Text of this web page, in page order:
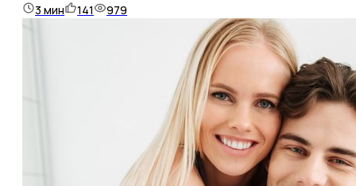
3 мин 141 979